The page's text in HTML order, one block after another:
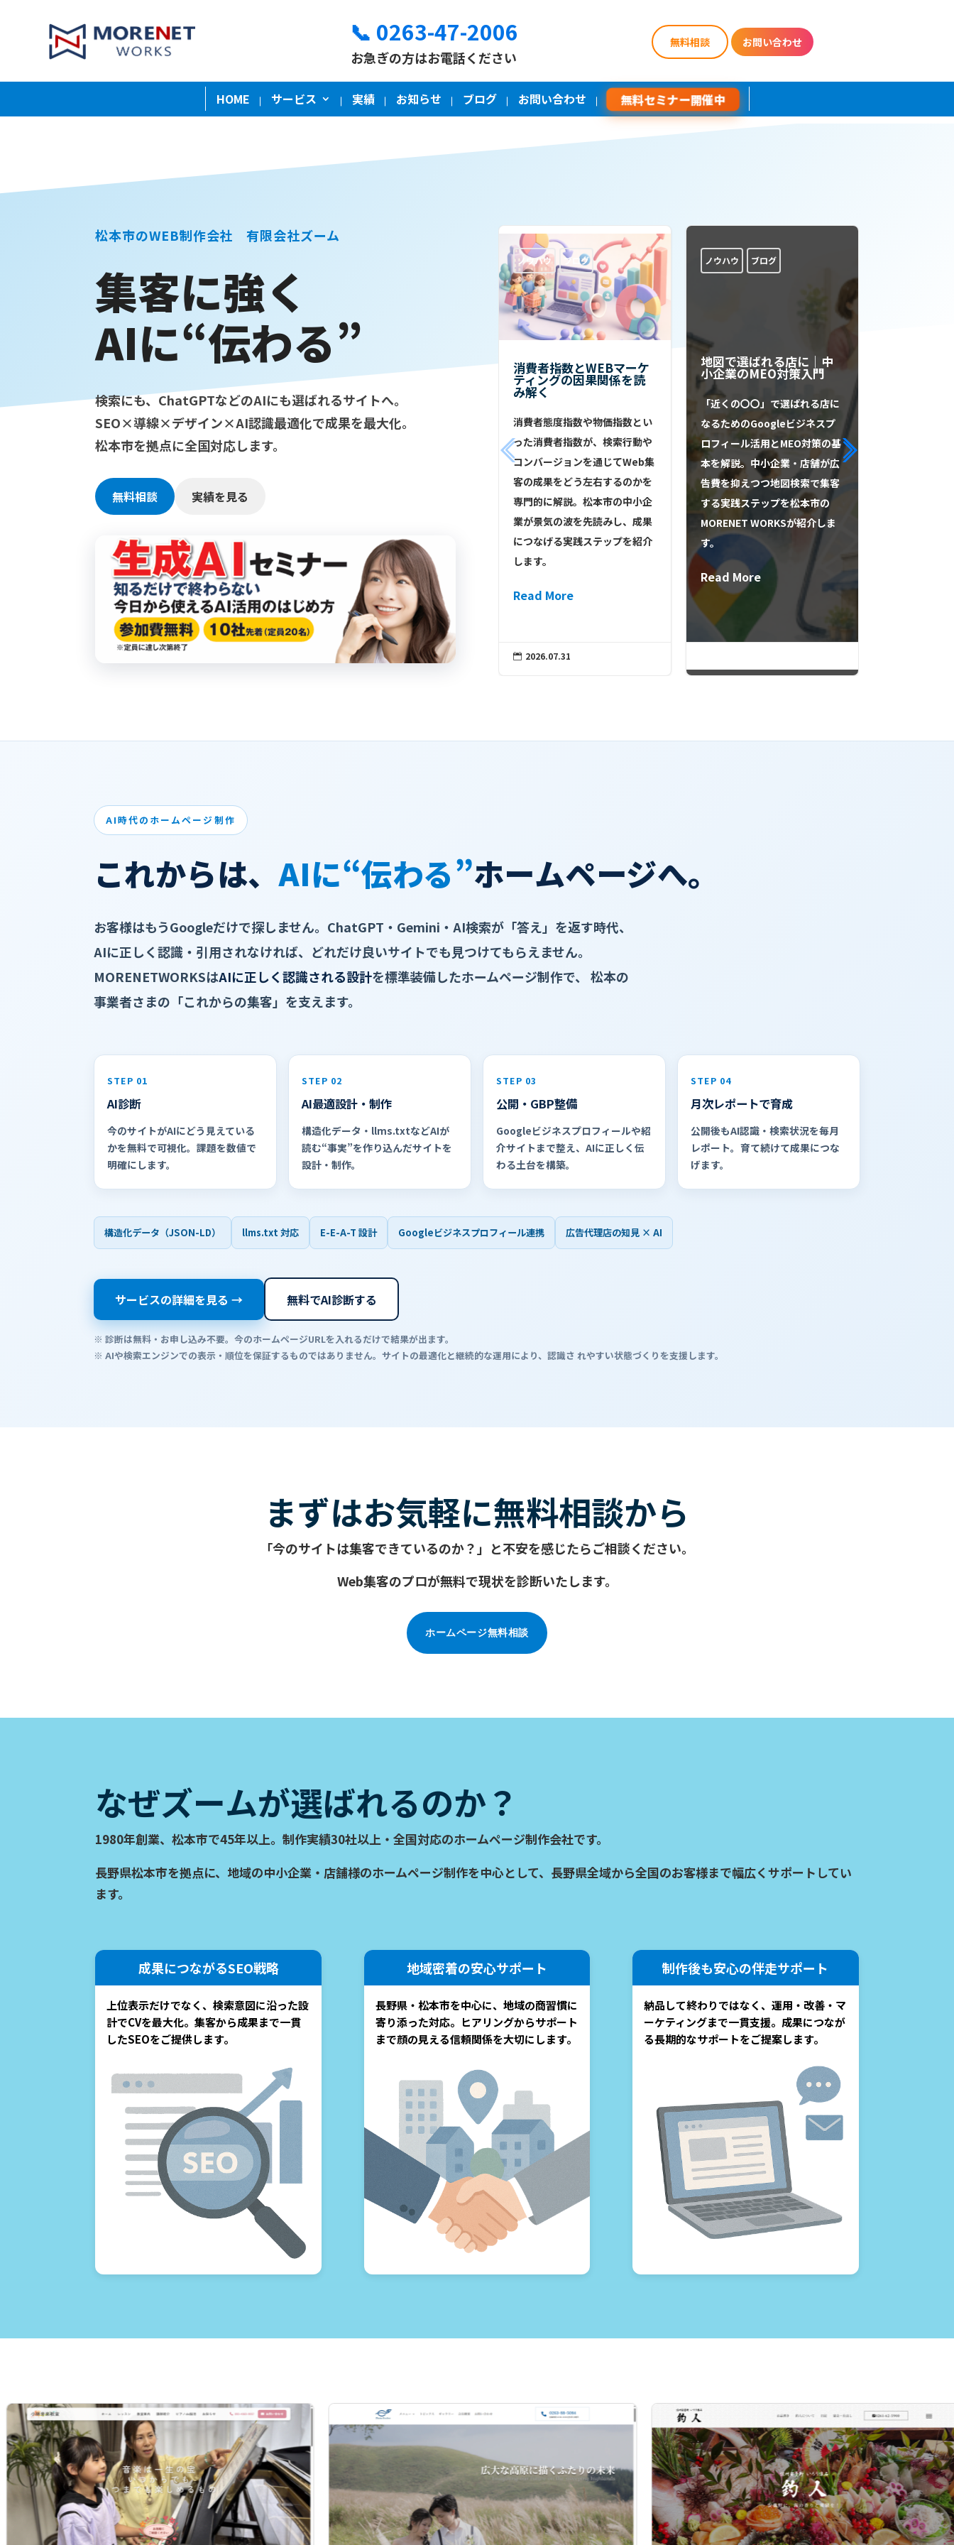
📞 0263-47-2006
お急ぎの方はお電話ください
無料相談 お問い合わせ
HOME サービス 実績 お知らせ ブログ お問い合わせ 無料セミナー開催中
松本市のWEB制作会社 有限会社ズーム
集客に強く
AIに“伝わる”
検索にも、ChatGPTなどのAIにも選ばれるサイトへ。
SEO×導線×デザイン×AI認識最適化で成果を最大化。
松本市を拠点に全国対応します。
無料相談 実績を見る
松本市の店舗が地元検索
で選ばれるローカルSEO
実践術
松本市の店舗が「近くの〇〇」
検索で選ばれるためのローカル
ネスプロフィールの整え方や口
コミ活用、ホームページとの連
す。
Read More
夏の口コミが売上を左右
する｜7月のGBP運用術
夏は旅行や帰省で口コミが売上
を大きく左右します。Google
Read More
2026.07.31
ノウハウ ブログ
消費者指数とWEBマーケ
ティングの因果関係を読
み解く
消費者態度指数や物価指数とい
った消費者指数が、検索行動や
コンバージョンを通じてWeb集
客の成果をどう左右するのかを
専門的に解説。松本市の中小企
業が景気の波を先読みし、成果
につなげる実践ステップを紹介
します。
Read More
 2026.07.31
ノウハウ ブログ
地図で選ばれる店に｜中
小企業のMEO対策入門
「近くの〇〇」で選ばれる店に
なるためのGoogleビジネスプ
ロフィール活用とMEO対策の基
本を解説。中小企業・店舗が広
告費を抑えつつ地図検索で集客
する実践ステップを松本市の
MORENET WORKSが紹介しま
す。
Read More
AI時代のホームページ制作
これからは、AIに“伝わる”ホームページへ。
お客様はもうGoogleだけで探しません。ChatGPT・Gemini・AI検索が「答え」を返す時代、
AIに正しく認識・引用されなければ、どれだけ良いサイトでも見つけてもらえません。
MORENETWORKSはAIに正しく認識される設計を標準装備したホームページ制作で、 松本の
事業者さまの「これからの集客」を支えます。
STEP 01
AI診断
今のサイトがAIにどう見えている
かを無料で可視化。課題を数値で
明確にします。
STEP 02
AI最適設計・制作
構造化データ・llms.txtなどAIが
読む“事実”を作り込んだサイトを
設計・制作。
STEP 03
公開・GBP整備
Googleビジネスプロフィールや紹
介サイトまで整え、AIに正しく伝
わる土台を構築。
STEP 04
月次レポートで育成
公開後もAI認識・検索状況を毎月
レポート。育て続けて成果につな
げます。
構造化データ（JSON-LD） llms.txt 対応 E-E-A-T 設計 Googleビジネスプロフィール連携 広告代理店の知見 × AI
サービスの詳細を見る → 無料でAI診断する
※ 診断は無料・お申し込み不要。今のホームページURLを入れるだけで結果が出ます。
※ AIや検索エンジンでの表示・順位を保証するものではありません。サイトの最適化と継続的な運用により、認識さ れやすい状態づくりを支援します。
まずはお気軽に無料相談から
「今のサイトは集客できているのか？」と不安を感じたらご相談ください。
Web集客のプロが無料で現状を診断いたします。
ホームページ無料相談
なぜズームが選ばれるのか？
1980年創業、松本市で45年以上。制作実績30社以上 ・全国対応のホームページ制作会社です。
長野県松本市を拠点に、地域の中小企業・店舗様のホームページ制作を中心として、長野県全域から全国のお客様まで幅広くサポートしてい
ます。
成果につながるSEO戦略
上位表示だけでなく、検索意図に沿った設
計でCVを最大化。集客から成果まで一貫
したSEOをご提供します。
地域密着の安心サポート
長野県・松本市を中心に、地域の商習慣に
寄り添った対応。ヒアリングからサポート
まで顔の見える信頼関係を大切にします。
制作後も安心の伴走サポート
納品して終わりではなく、運用・改善・マ
ーケティングまで一貫支援。成果につなが
る長期的なサポートをご提案します。